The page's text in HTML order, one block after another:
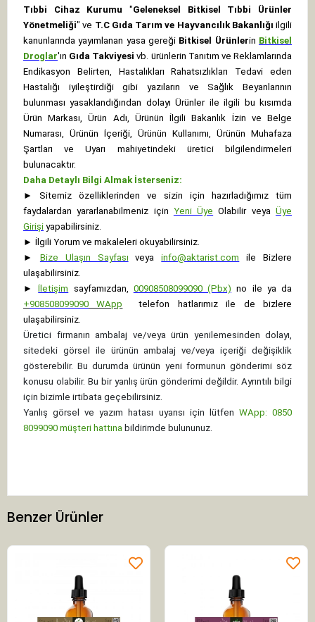
Tıbbi Cihaz Kurumu "Geleneksel Bitkisel Tıbbi Ürünler
Yönetmeliği" ve T.C Gıda Tarım ve Hayvancılık Bakanlığı ilgili
kanunlarında yayımlanan yasa gereği Bitkisel Ürünlerin Bitkisel
Droglar'ın Gıda Takviyesi vb. ürünlerin Tanıtım ve Reklamlarında
Endikasyon Belirten, Hastalıkları Rahatsızlıkları Tedavi eden
Hastalığı iyileştirdiği gibi yazıların ve Sağlık Beyanlarının
bulunması yasaklandığından dolayı Ürünler ile ilgili bu kısımda
Ürün Markası, Ürün Adı, Ürünün İlgili Bakanlık İzin ve Belge
Numarası, Ürünün İçeriği, Ürünün Kullanımı, Ürünün Muhafaza
Şartları ve Uyarı mahiyetindeki üretici bilgilendirmeleri
bulunacaktır.
Daha Detaylı Bilgi Almak İsterseniz:
►
Sitemiz özelliklerinden ve sizin için hazırladığımız tüm
faydalardan yararlanabilmeniz için Yeni Üye Olabilir veyaÜye
Girişi yapabilirsiniz.
► İlgili Yorum ve makaleleri okuyabilirsiniz.
►
Bize Ulaşın Sayfası veya info@aktarist.com
ile Bizlere
ulaşabilirsiniz.
►
İletişim sayfamızdan, 00908508099090 (Pbx) no ile ya da
+908508099090 WApp
telefon hatlarımız ile de bizlere
ulaşabilirsiniz.
Üretici firmanın ambalaj ve/veya ürün yenilemesinden dolayı,
sitedeki görsel ile ürünün ambalaj ve/veya içeriği değişiklik
gösterebilir. Bu durumda ürünün yeni formunun gönderimi söz
konusu olabilir. Bu bir yanlış ürün gönderimi değildir. Ayrıntılı bilgi
için bizimle irtibata geçebilirsiniz.
Yanlış görsel ve yazım hatası uyarısı için lütfen WApp: 0850
8099090 müşteri hattına bildirimde bulununuz.
Benzer Ürünler